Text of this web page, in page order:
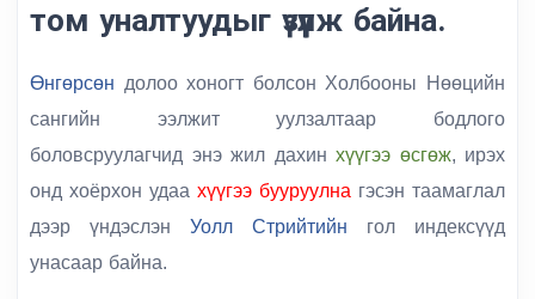
том уналтуудыг үзүүлж байна.
Өнгөрсөн долоо хоногт болсон Холбооны Нөөцийн
сангийн ээлжит уулзалтаар бодлого
боловсруулагчид энэ жил дахин хүүгээ өсгөж, ирэх
онд хоёрхон удаа хүүгээ бууруулна гэсэн таамаглал
дээр үндэслэн Уолл Стрийтийн гол индексүүд
унасаар байна.